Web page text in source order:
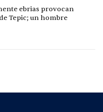
ebrias provocan
Tepic; un hombre